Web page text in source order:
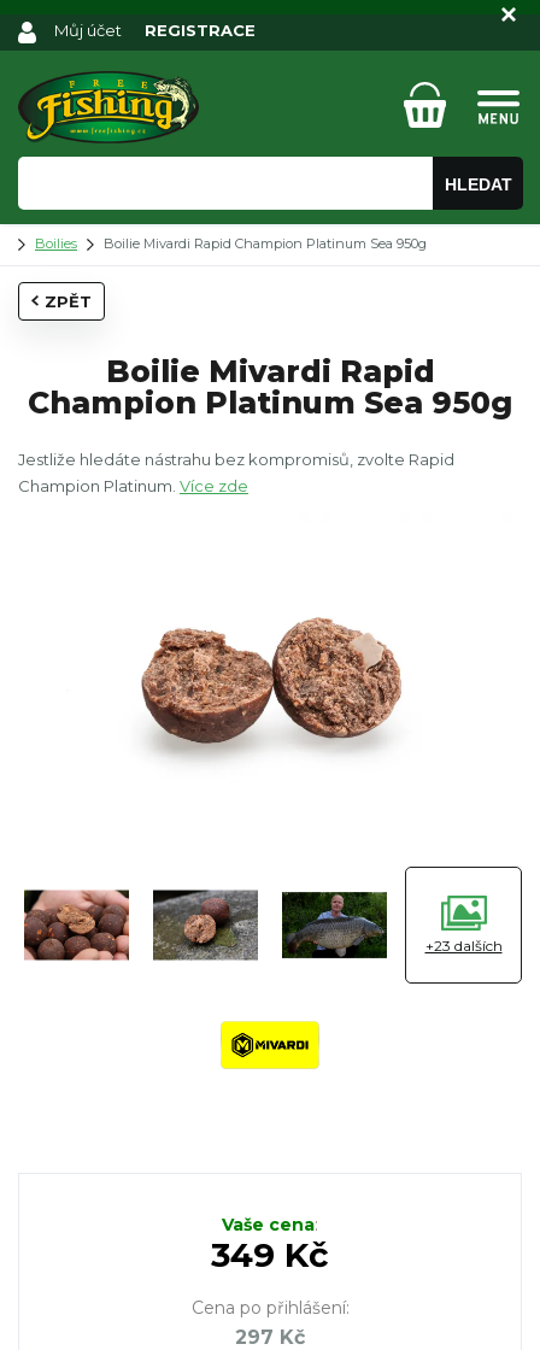
HLEDAT
Můj účet REGISTRACE
Boilies Boilie Mivardi Rapid Champion Platinum Sea 950g
ZPĚT
Boilie Mivardi Rapid
Champion Platinum Sea 950g
Jestliže hledáte nástrahu bez kompromisů, zvolte Rapid
Champion Platinum. Více zde
+23 dalších
Vaše cena:
349 Kč
Cena po přihlášení:
297 Kč